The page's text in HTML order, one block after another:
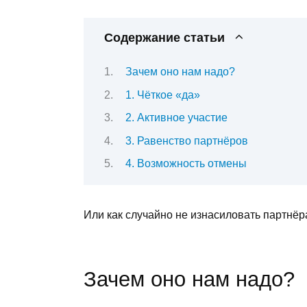
Содержание статьи
Зачем оно нам надо?
1. Чёткое «да»
2. Активное участие
3. Равенство партнёров
4. Возможность отмены
Или как случайно не изнасиловать
Зачем оно нам надо?